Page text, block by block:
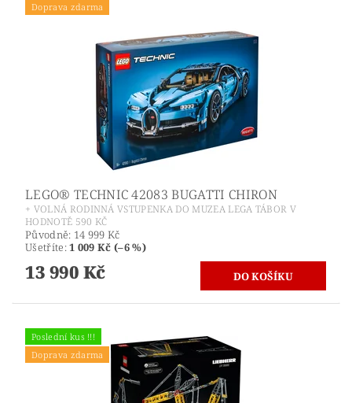
Doprava zdarma
LEGO® TECHNIC 42083 BUGATTI CHIRON
+ VOLNÁ RODINNÁ VSTUPENKA DO MUZEA LEGA TÁBOR V
HODNOTĚ 590 KČ
Původně: 14 999 Kč
Ušetříte:1 009 Kč (–6 %)
13 990 Kč
Poslední kus !!!
Doprava zdarma